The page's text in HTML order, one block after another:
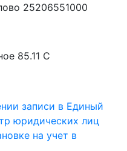
25206551000
85.11 C
записи в Единый
юридических лиц
на учет в